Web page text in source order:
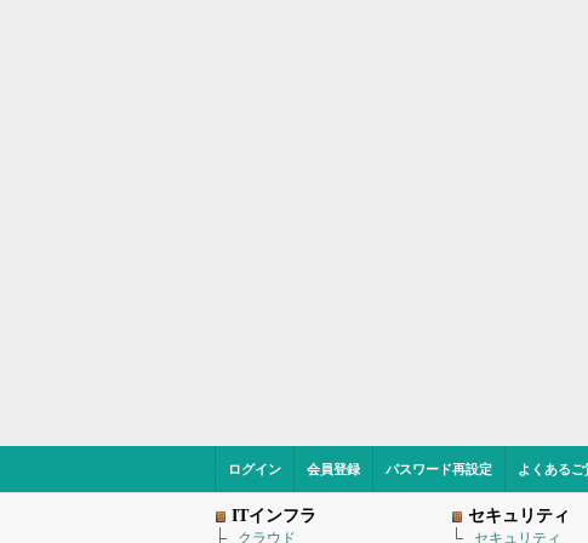
ログイン 会員登録 パスワード再設定 よくあるご
ITインフラ
クラウド
セキュリティ
セキュリティ